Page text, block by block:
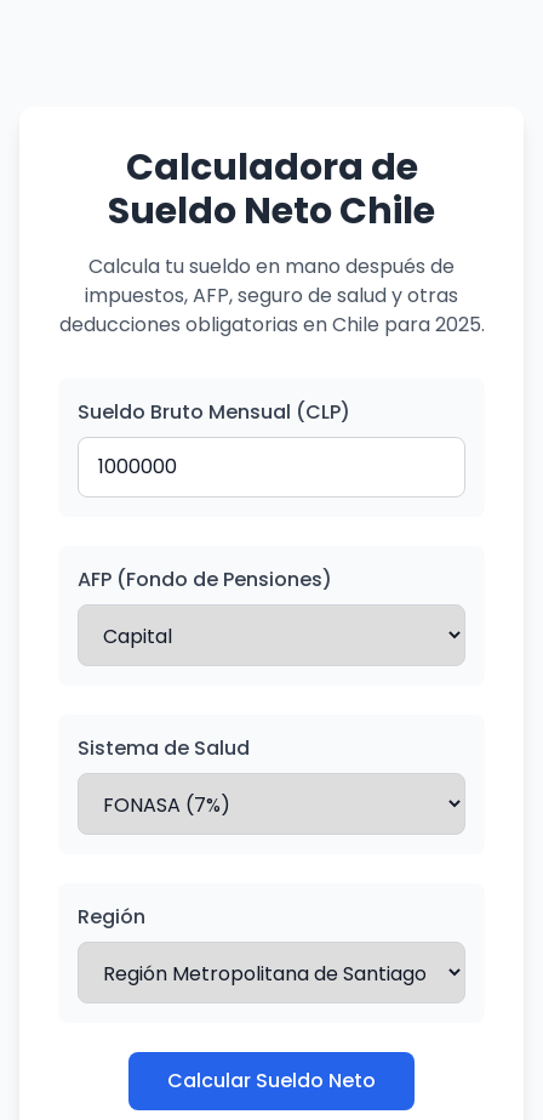
Calculadora de
Sueldo Neto Chile
Calcula tu sueldo en mano después de
impuestos, AFP, seguro de salud y otras
deducciones obligatorias en Chile para 2025.
Sueldo Bruto Mensual (CLP)
AFP (Fondo de Pensiones)
Sistema de Salud
Región
Calcular Sueldo Neto